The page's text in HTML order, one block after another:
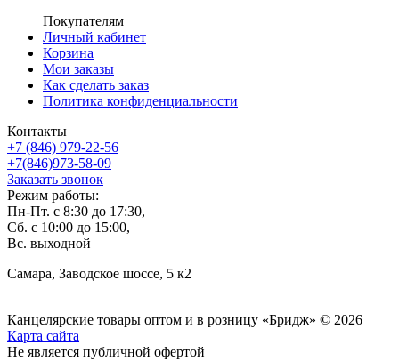
Покупателям
Личный кабинет
Корзина
Мои заказы
Как сделать заказ
Политика конфиденциальности
Контакты
+7 (846) 979-22-56
+7(846)973-58-09
Заказать звонок
Режим работы:
Пн-Пт. с 8:30 до 17:30,
Сб. с 10:00 до 15:00,
Вс. выходной
Самара, Заводское шоссе, 5 к2
Канцелярские товары оптом и в розницу «Бридж» © 2026
Карта сайта
Не является публичной офертой